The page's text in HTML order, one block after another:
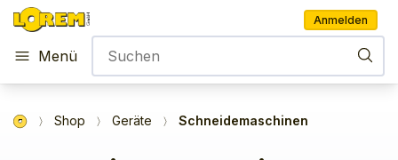
Anmelden
Menü
Shop Geräte Schneidemaschinen